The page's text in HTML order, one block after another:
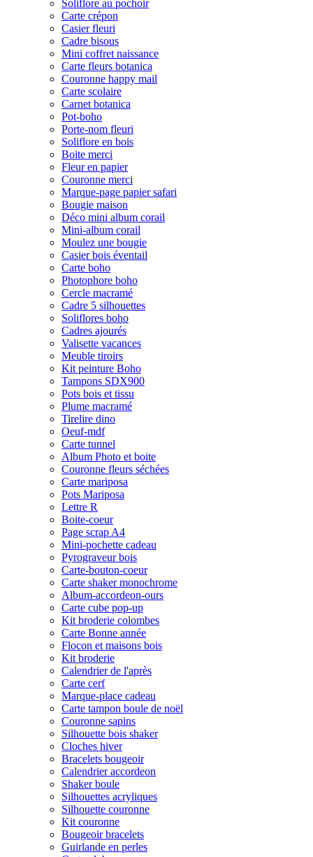
Soliflore au pochoir
Carte crépon
Casier fleuri
Cadre bisous
Mini coffret naissance
Carte fleurs botanica
Couronne happy mail
Carte scolaire
Carnet botanica
Pot-boho
Porte-nom fleuri
Soliflore en bois
Boite merci
Fleur en papier
Couronne merci
Marque-page papier safari
Bougie maison
Déco mini album corail
Mini-album corail
Moulez une bougie
Casier bois éventail
Carte boho
Photophore boho
Cercle macramé
Cadre 5 silhouettes
Soliflores boho
Cadres ajourés
Valisette vacances
Meuble tiroirs
Kit peinture Boho
Tampons SDX900
Pots bois et tissu
Plume macramé
Tirelire dino
Oeuf-mdf
Carte tunnel
Album Photo et boite
Couronne fleurs séchées
Carte mariposa
Pots Mariposa
Lettre R
Boite-coeur
Page scrap A4
Mini-pochette cadeau
Pyrograveur bois
Carte-bouton-coeur
Carte shaker monochrome
Album-accordeon-ours
Carte cube pop-up
Kit broderie colombes
Carte Bonne année
Flocon et maisons bois
Kit broderie
Calendrier de l'après
Carte cerf
Marque-place cadeau
Carte tampon boule de noël
Couronne sapins
Silhouette bois shaker
Cloches hiver
Bracelets bougeoir
Calendrier accordeon
Shaker boule
Silhouettes acryliques
Silhouette couronne
Kit couronne
Bougeoir bracelets
Guirlande en perles